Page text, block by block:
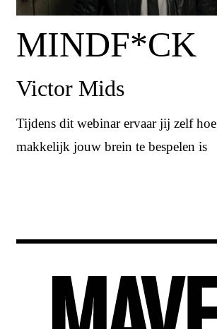
MINDF*CK
Victor Mids
Tijdens dit webinar ervaar jij zelf hoe
makkelijk jouw brein te bespelen is